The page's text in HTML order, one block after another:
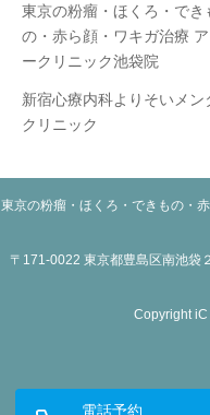
東京の粉瘤・ほくろ・でき
の・赤ら顔・ワキガ治療
ークリニック池袋院
新宿心療内科よりそいメン
クリニック
東京の粉瘤・ほくろ・できもの・
〒171-0022 東京都豊島区南池
Copyright
電話予約